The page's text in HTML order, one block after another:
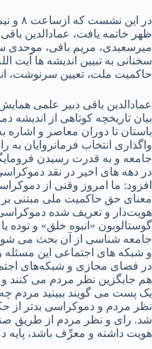
ظهر خاتمه یافت، عمادالدین
میرسعیدی، مریم باقی،
سخنانی به تبیین اندیشه ها آیت
حاکمیت ملت، تعیین سرنوشت،
عمادالدین باقی دبیر علمی
بیان تاریخچه کوتاهی از اندیشه
باستان تا دوران معاصر و اشاره
واگذاری انتخاب فرمانروایان به
جامعه و به قدرت رسیدن
در دهه های اخیر در نقد
افزود: ما امروز وقنی از
معنای حق حاکمیت ملی مبتنی
هویت‌دار و تعریف شده دموکراسی
گوستالوبون «انبوه خلق» و
جامعه شناسی از آن بحث می
و شبکه های اجتماعی این مسئله
در فضای مجازی و شبکه‌های
هم جایگزین نظر مردم می کنند و
یک پست می گویند ببینید مردم
نظر مردم و دموکراسی بدتر از
شد. رای و نظر مردم از طریق
هویت داشته و معرِّف باشد،